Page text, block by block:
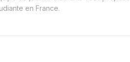
en France.